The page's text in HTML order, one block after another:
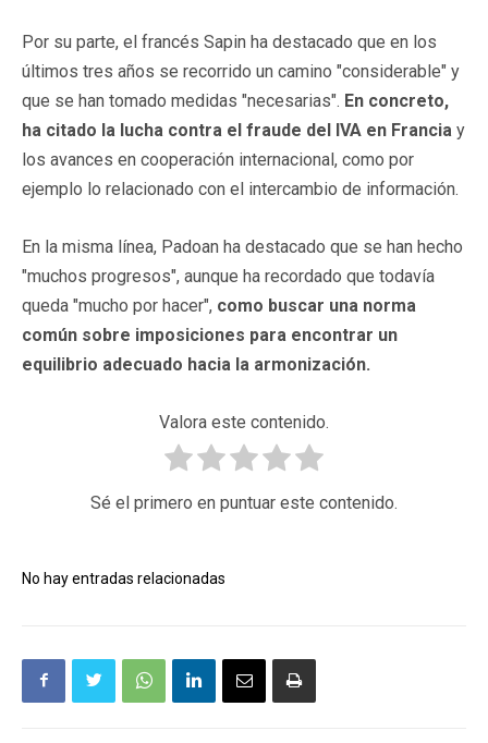
Por su parte, el francés Sapin ha destacado que en los
últimos tres años se recorrido un camino "considerable" y
que se han tomado medidas "necesarias". En concreto,
ha citado la lucha contra el fraude del IVA en Francia y
los avances en cooperación internacional, como por
ejemplo lo relacionado con el intercambio de información.
En la misma línea, Padoan ha destacado que se han hecho
"muchos progresos", aunque ha recordado que todavía
queda "mucho por hacer", como buscar una norma
común sobre imposiciones para encontrar un
equilibrio adecuado hacia la armonización.
Valora este contenido.
Sé el primero en puntuar este contenido.
No hay entradas relacionadas